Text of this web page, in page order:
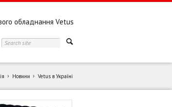
обладнання Vetus
Новини Vetus в Україні